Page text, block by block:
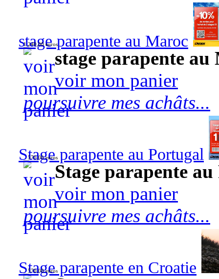
stage parapente au Maroc
1 240,00 euros
stage parapente au
voir mon panier
poursuivre mes achâts...
Stage parapente au Portugal
570,00 euros
Stage parapente
voir mon panier
poursuivre mes achâts...
Stage parapente en Croatie
570,00 euros